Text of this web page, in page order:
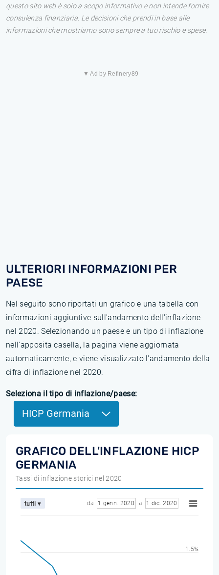
questo sito web è solo a scopo informativo e non intende fornire
consulenza finanziaria. Le decisioni che prendi in base alle
informazioni che mostriamo sono sempre a tuo rischio e spese.
▼ Ad by Refinery89
ULTERIORI INFORMAZIONI PER
PAESE
Nel seguito sono riportati un grafico e una tabella con
informazioni aggiuntive sull'andamento dell'inflazione
nel 2020. Selezionando un paese e un tipo di inflazione
nell'apposita casella, la pagina viene aggiornata
automaticamente, e viene visualizzato l'andamento della
cifra di inflazione nel 2020.
Seleziona il tipo di inflazione/paese:
HICP Germania
GRAFICO DELL'INFLAZIONE HICP
GERMANIA
Tassi di inflazione storici nel 2020
tutti ▾ da 1 genn. 2020 a 1 dic. 2020
1.5%